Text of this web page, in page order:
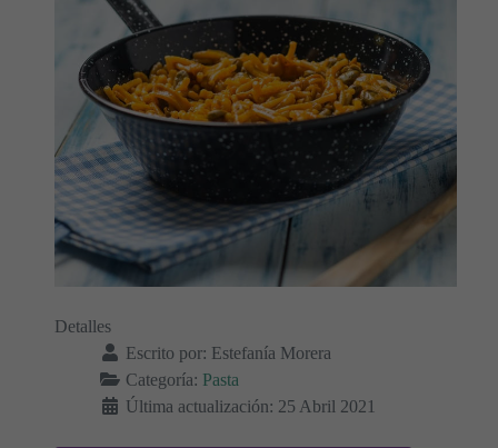
Detalles
Escrito por: Estefanía Morera
Categoría: Pasta
Última actualización: 25 Abril 2021